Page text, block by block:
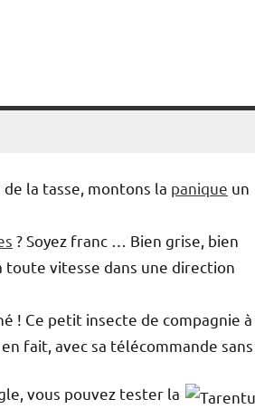
la tasse, montons la panique un
? Soyez franc … Bien grise, bien
toute vitesse dans une direction
! Ce petit insecte de compagnie à
fait, avec sa télécommande sans
vous pouvez tester la